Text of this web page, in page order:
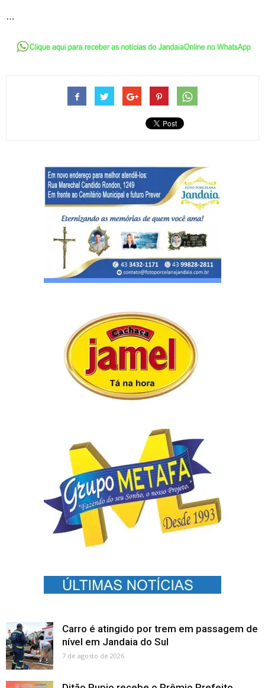
…
Carro é atingido por trem em passagem de
nível em Jandaia do Sul
7 de agosto de 2026